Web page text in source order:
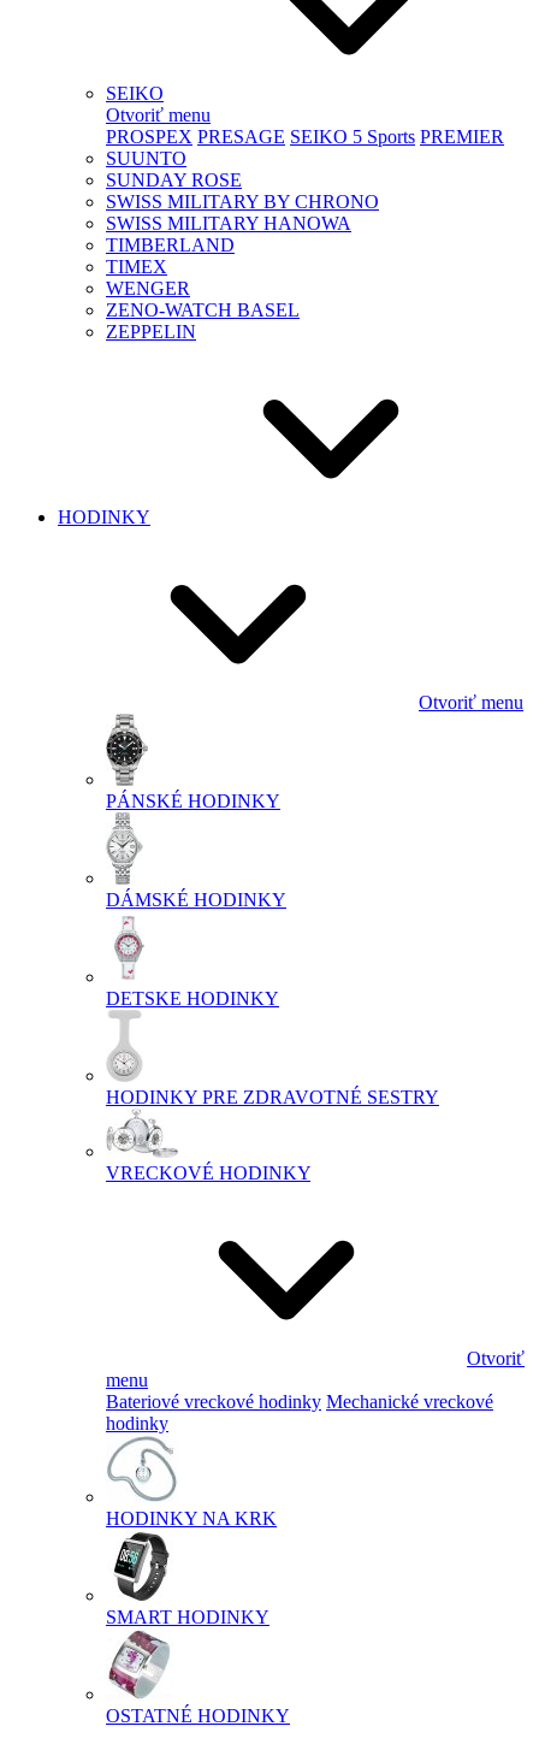
SEIKO
Otvoriť menu
PROSPEX PRESAGE SEIKO 5 Sports PREMIER
SUUNTO
SUNDAY ROSE
SWISS MILITARY BY CHRONO
SWISS MILITARY HANOWA
TIMBERLAND
TIMEX
WENGER
ZENO-WATCH BASEL
ZEPPELIN
HODINKY
Otvoriť menu
PÁNSKÉ HODINKY
DÁMSKÉ HODINKY
DETSKE HODINKY
HODINKY PRE ZDRAVOTNÉ SESTRY
VRECKOVÉ HODINKY
Otvoriť
menu
Bateriové vreckové hodinky Mechanické vreckové
hodinky
HODINKY NA KRK
SMART HODINKY
OSTATNÉ HODINKY